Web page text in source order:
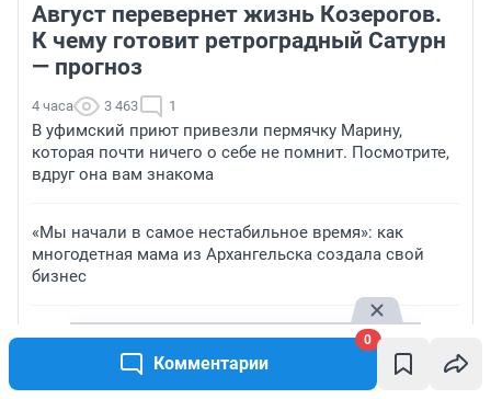
Комментарии
0
Август перевернет жизнь Козерогов.
К чему готовит ретроградный Сатурн
— прогноз
4 часа 3 463 1
В уфимский приют привезли пермячку Марину,
которая почти ничего о себе не помнит. Посмотрите,
вдруг она вам знакома
«Мы начали в самое нестабильное время»: как
многодетная мама из Архангельска создала свой
бизнес
«С гордостью говорю, что я деревенский»: зачем
северянин оставил нефтяную компанию и переехал в
глушь на Алтай